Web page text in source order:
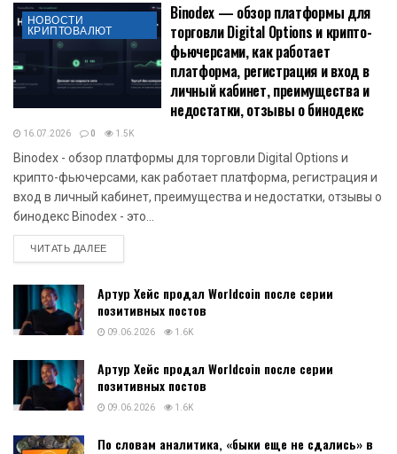
НОВОСТИ
КРИПТОВАЛЮТ
Binodex — обзор платформы для
торговли Digital Options и крипто-
фьючерсами, как работает
платформа, регистрация и вход в
личный кабинет, преимущества и
недостатки, отзывы о бинодекс
16.07.2026 0 1.5K
Binodex - обзор платформы для торговли Digital Options и
крипто-фьючерсами, как работает платформа, регистрация и
вход в личный кабинет, преимущества и недостатки, отзывы о
бинодекс Binodex - это...
ЧИТАТЬ ДАЛЕЕDETAILS
Артур Хейс продал Worldcoin после серии
позитивных постов
09.06.2026 1.6K
Артур Хейс продал Worldcoin после серии
позитивных постов
09.06.2026 1.6K
По словам аналитика, «быки еще не сдались» в